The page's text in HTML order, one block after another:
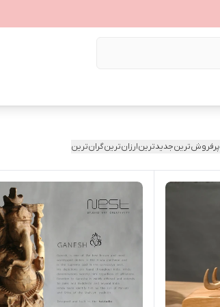
پرفروش‌ترینجدیدترینارزان‌ترینگران‌ترین